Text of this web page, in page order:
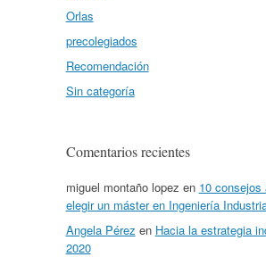
Orlas
precolegiados
Recomendación
Sin categoría
Comentarios recientes
miguel montaño lopez en 10 consejos
elegir un máster en Ingeniería
Angela Pérez en Hacia la estrategia
2020